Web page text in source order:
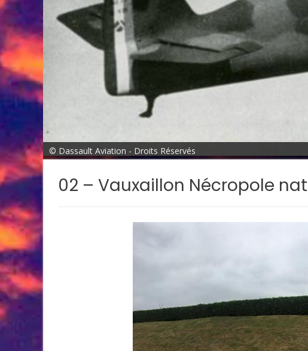
© Dassault Aviation - Droits Réservés
02 – Vauxaillon Nécropole